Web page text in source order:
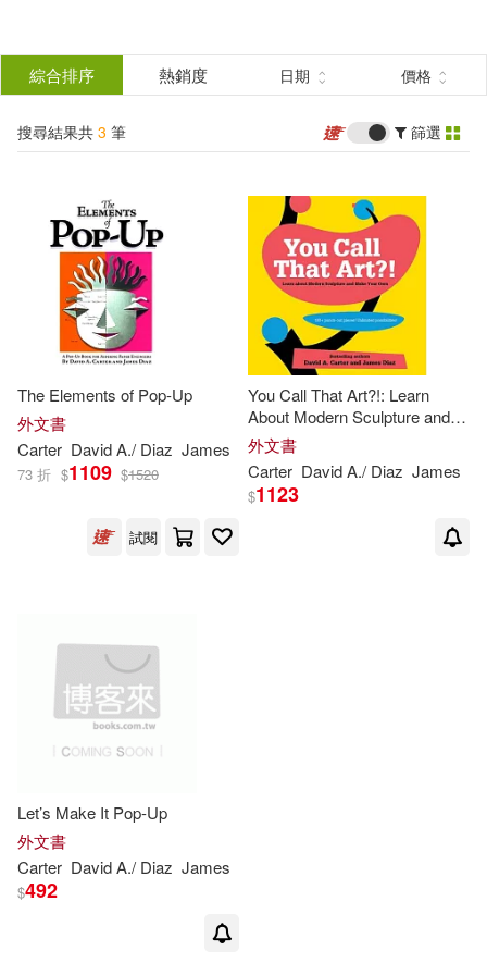
結
分類 (單選)
所有商品(3) 圖書(3)
作者 (可複選)
Carter(3) David A./ Diaz(3)
James(3)
Simon & Schuster(1)
配送方式
可超商取貨(3)
可港澳店取(2)
綜合排序 熱銷度 日期 價格
搜尋結果共 3 筆 篩選
The Elements of Pop-Up
外文書
Carter DavidA./ Diaz James
73 折 $1109 $1520
試閱
You Call That Art?!: Learn
About Modern Sculpture and
Make Your Own
外文書
Carter DavidA./ Diaz James
$1123
Let’s Make It Pop-Up
外文書
Carter DavidA./ Diaz James
$492